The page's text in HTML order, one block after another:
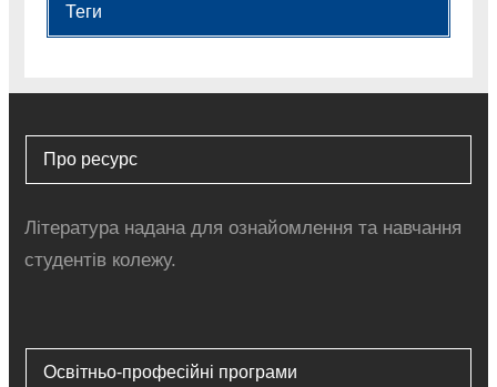
Теги
Про ресурс
Література надана для ознайомлення та навчання
студентів колежу.
Освітньо-професійні програми